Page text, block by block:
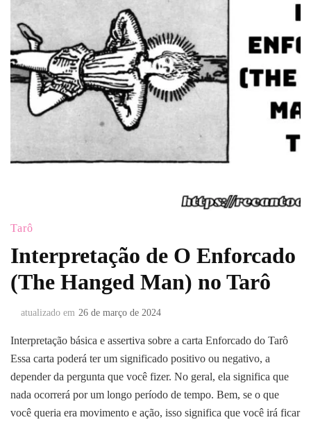
Tarô
Interpretação de O Enforcado
(The Hanged Man) no Tarô
atualizado em 26 de março de 2024
Interpretação básica e assertiva sobre a carta Enforcado do Tarô
Essa carta poderá ter um significado positivo ou negativo, a
depender da pergunta que você fizer. No geral, ela significa que
nada ocorrerá por um longo período de tempo. Bem, se o que
você queria era movimento e ação, isso significa que você irá ficar